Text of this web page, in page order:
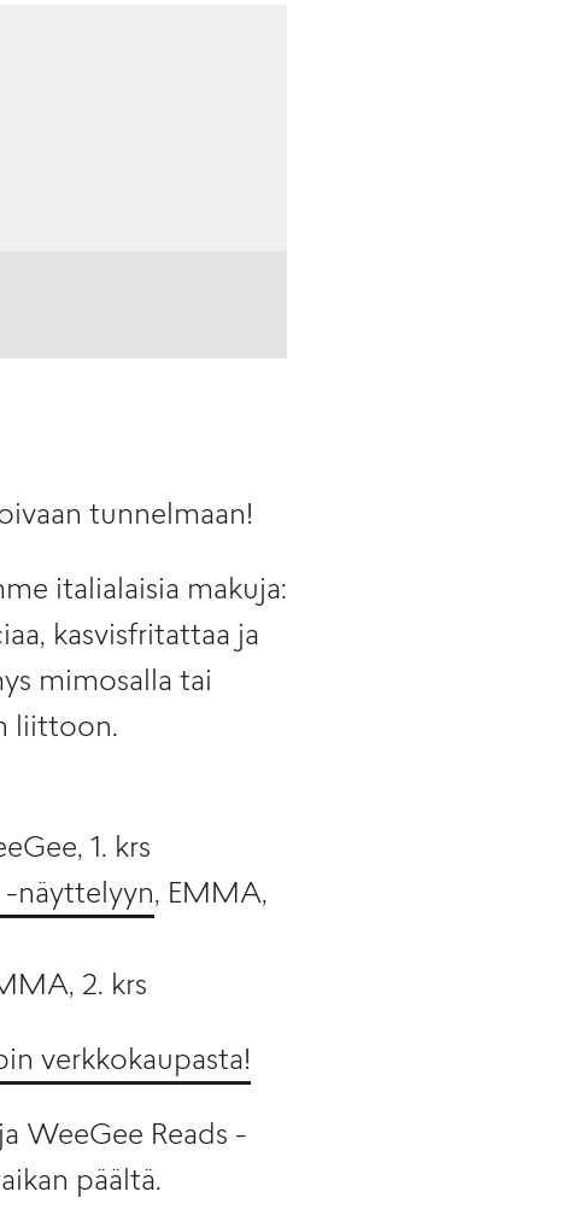
tunnelmaan!
italialaisia makuja:
kasvisfritattaa ja
mimosalla tai
liittoon.
1. krs
-näyttelyyn, EMMA,
2. krs
verkkokaupasta!
WeeGee Reads -
päältä.